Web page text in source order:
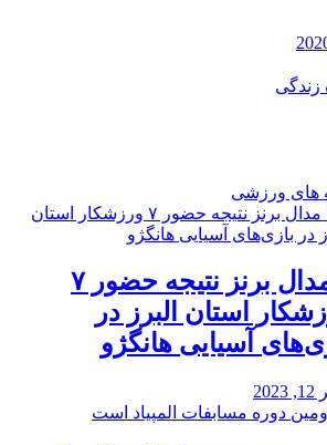
زندگی
های ورزشی
۲ مدال برنز نتیجه حضور ۷
استان البرز در
آسیایی هانگژو